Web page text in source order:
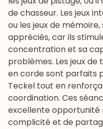
de chasseur. Les jeux
ou les jeux de
appréciés, car ils
concentration et sa
problèmes. Les jeux
en corde sont parfaits
Teckel tout en
coordination. Ces
excellente opportunité
complicité et de